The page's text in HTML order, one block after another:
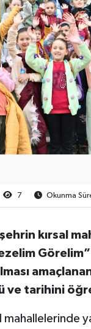
7 Okunma
kırsal
ve tarihini
mahallelerinde